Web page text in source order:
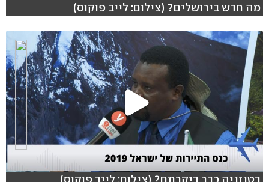
מה חדש בירושלים? (צילום: לייב פוקוס)
בטנזניה כבר ביקרתם? (צילום: לייב פוקוס)